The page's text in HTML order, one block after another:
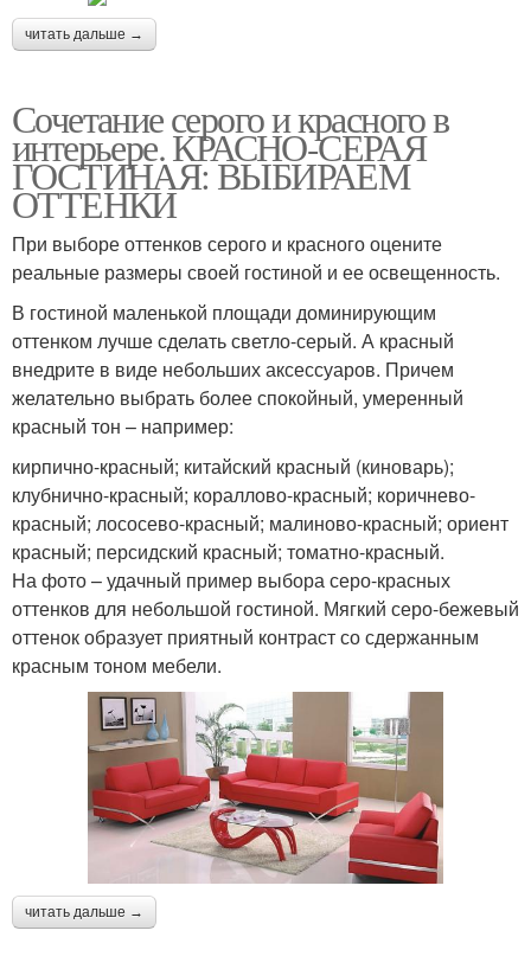
читать дальше →
Сочетание серого и красного в
интерьере. КРАСНО-СЕРАЯ
ГОСТИНАЯ: ВЫБИРАЕМ
ОТТЕНКИ
При выборе оттенков серого и красного оцените
реальные размеры своей гостиной и ее освещенность.
В гостиной маленькой площади доминирующим
оттенком лучше сделать светло-серый. А красный
внедрите в виде небольших аксессуаров. Причем
желательно выбрать более спокойный, умеренный
красный тон – например:
кирпично-красный; китайский красный (киноварь);
клубнично-красный; кораллово-красный; коричнево-
красный; лососево-красный; малиново-красный; ориент
красный; персидский красный; томатно-красный.
На фото – удачный пример выбора серо-красных
оттенков для небольшой гостиной. Мягкий серо-бежевый
оттенок образует приятный контраст со сдержанным
красным тоном мебели.
читать дальше →